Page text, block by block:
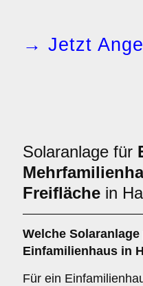
→ Jetzt
Solaranlage für
Freifläche in
Welche
Einfamilienhaus in
Für ein